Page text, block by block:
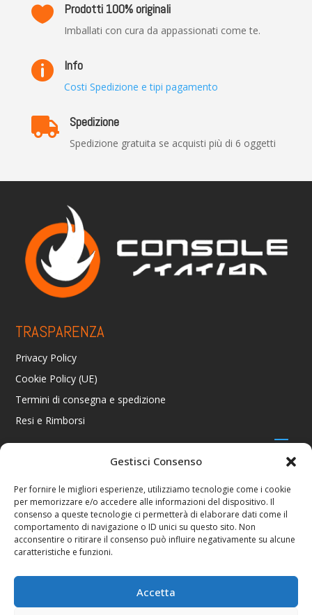
Gestisci Consenso
Per fornire le migliori esperienze, utilizziamo tecnologie come i cookie
per memorizzare e/o accedere alle informazioni del dispositivo. Il
consenso a queste tecnologie ci permetterà di elaborare dati come il
comportamento di navigazione o ID unici su questo sito. Non
acconsentire o ritirare il consenso può influire negativamente su alcune
caratteristiche e funzioni.
Accetta
 Prodotti 100% originali
Imballati con cura da appassionati come te.
 Info
Costi Spedizione e tipi pagamento
 Spedizione
Spedizione gratuita se acquisti più di 6 oggetti
TRASPARENZA
Privacy Policy
Cookie Policy (UE)
Termini di consegna e spedizione
Resi e Rimborsi
CONTATTI
Via R. Giuliani 70/c Rosso, 50141 Firenze FI
+39 055 4289002 / +39 392 2343100
info@consolestation.it
P.Iva 04990180483